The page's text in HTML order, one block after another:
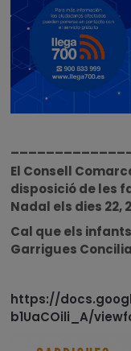
El Consell
disposició de les
Nadal els dies 22,
Cal que els
Garrigues
https://
b1UaCOili_A/